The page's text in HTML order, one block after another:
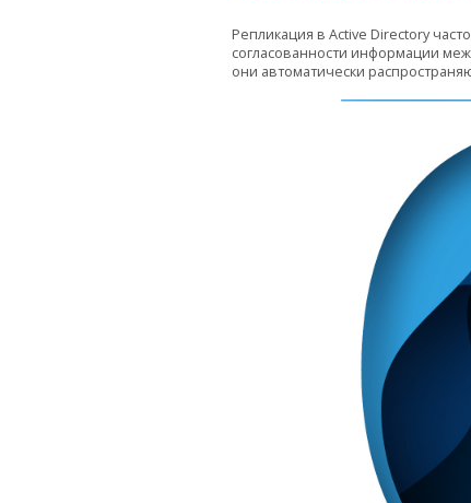
Репликация в Active Directory
согласованности информации
они автоматически